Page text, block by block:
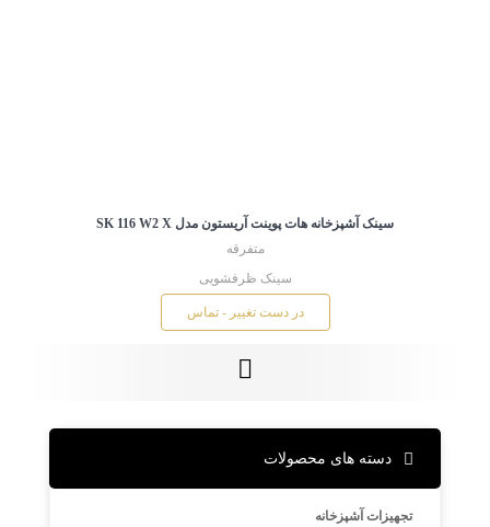
سینک آشپزخانه هات پوینت آریستون مدل SK 116 W2 X
متفرقه
سینک ظرفشویی
در دست تغییر - تماس
دسته های محصولات
تجهیزات آشپزخانه